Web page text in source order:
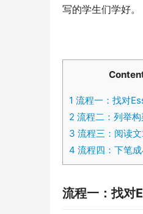
写的学生们学好。
1 流程一：找对
2 流程二：列举
3 流程三：阅读
4 流程四：下笔
流程一：找对